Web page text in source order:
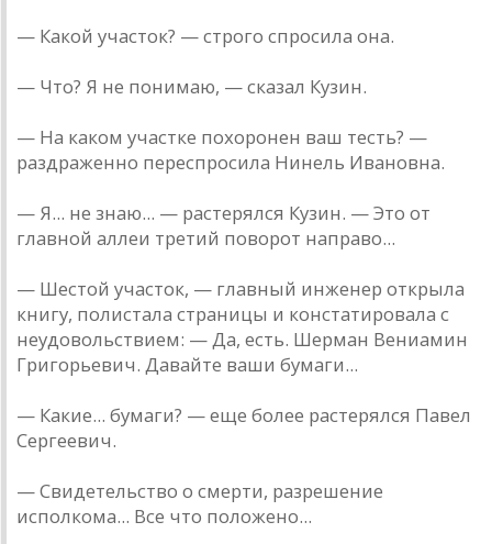
— Какой участок? — строго спросила она.
— Что? Я не понимаю, — сказал Кузин.
— На каком участке похоронен ваш тесть? —
раздраженно переспросила Нинель Ивановна.
— Я... не знаю... — растерялся Кузин. — Это от
главной аллеи третий поворот направо...
— Шестой участок, — главный инженер открыла
книгу, полистала страницы и констатировала с
неудовольствием: — Да, есть. Шерман Вениамин
Григорьевич. Давайте ваши бумаги...
— Какие... бумаги? — еще более растерялся Павел
Сергеевич.
— Свидетельство о смерти, разрешение
исполкома... Все что положено...